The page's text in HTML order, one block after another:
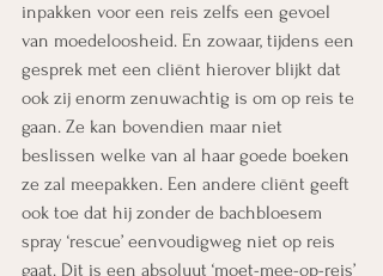
inpakken voor een reis zelfs een gevoel
van moedeloosheid. En zowaar, tijdens een
gesprek met een cliënt hierover blijkt dat
ook zij enorm zenuwachtig is om op reis te
gaan. Ze kan bovendien maar niet
beslissen welke van al haar goede boeken
ze zal meepakken. Een andere cliënt geeft
ook toe dat hij zonder de bachbloesem
spray ‘rescue’ eenvoudigweg niet op reis
gaat. Dit is een absoluut ‘moet-mee-op-reis’